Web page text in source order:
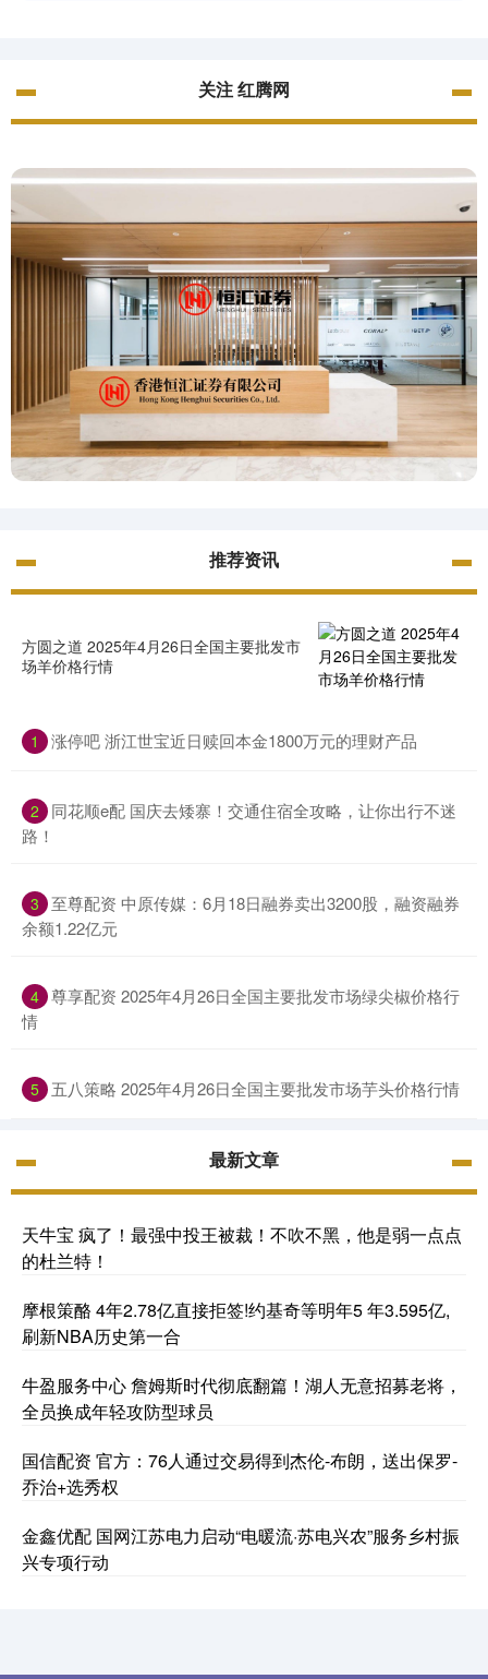
关注 红腾网
推荐资讯
方圆之道 2025年4月26日全国主要批发市
场羊价格行情
1 涨停吧 浙江世宝近日赎回本金1800万元的理财产品
2
同花顺e配 国庆去矮寨！交通住宿全攻略，让你出行不迷
路！
3 至尊配资 中原传媒：6月18日融券卖出3200股，融资融券
余额1.22亿元
4 尊享配资 2025年4月26日全国主要批发市场绿尖椒价格行
情
5 五八策略 2025年4月26日全国主要批发市场芋头价格行情
最新文章
天牛宝 疯了！最强中投王被裁！不吹不黑，他是弱一点点
的杜兰特！
摩根策酪 4年2.78亿直接拒签!约基奇等明年5 年3.595亿,
刷新NBA历史第一合
牛盈服务中心 詹姆斯时代彻底翻篇！湖人无意招募老将，
全员换成年轻攻防型球员
国信配资 官方：76人通过交易得到杰伦-布朗，送出保罗-
乔治+选秀权
金鑫优配 国网江苏电力启动“电暖流·苏电兴农”服务乡村振
兴专项行动